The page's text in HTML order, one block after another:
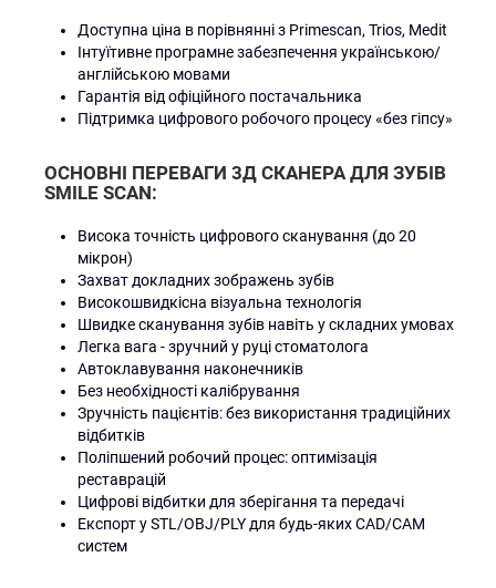
Доступна ціна в порівнянні з Primescan, Trios, Medit
Інтуїтивне програмне забезпечення українською/
англійською мовами
Гарантія від офіційного постачальника
Підтримка цифрового робочого процесу «без гіпсу»
ОСНОВНІ ПЕРЕВАГИ 3Д СКАНЕРА ДЛЯ ЗУБІВ
SMILE SCAN:
Висока точність цифрового сканування (до 20
мікрон)
Захват докладних зображень зубів
Високошвидкісна візуальна технологія
Швидке сканування зубів навіть у складних умовах
Легка вага - зручний у руці стоматолога
Автоклавування наконечників
Без необхідності калібрування
Зручність пацієнтів: без використання традиційних
відбитків
Поліпшений робочий процес: оптимізація
реставрацій
Цифрові відбитки для зберігання та передачі
Експорт у STL/OBJ/PLY для будь-яких CAD/CAM
систем